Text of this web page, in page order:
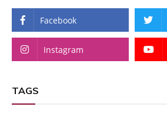
Facebook
Instagram
TAGS